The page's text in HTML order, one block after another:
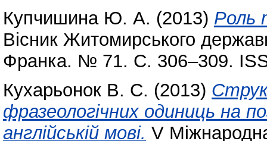
Купчишина Ю. А. (2013) Роль
Вісник Житомирського
Франка. № 71. С. 306–309.
Кухарьонок В. С. (2013)
фразеологічних одиниць на
англійській мові. V